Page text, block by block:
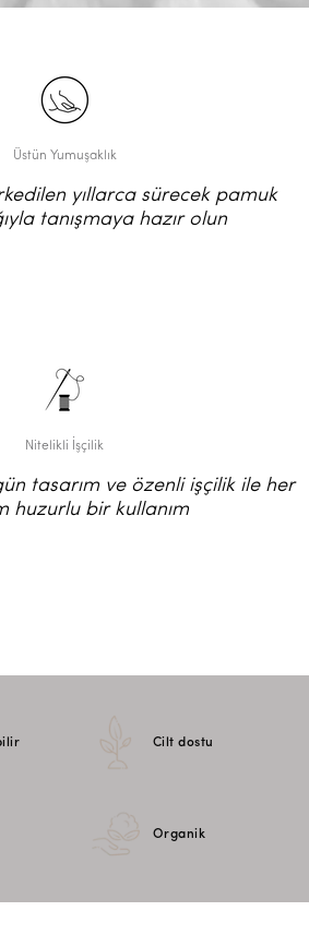
Üstün Yumuşaklık
yıllarca sürecek pamuk
tanışmaya hazır olun
Nitelikli İşçilik
tasarım ve özenli işçilik ile her
huzurlu bir kullanım
Cilt dostu
Organik